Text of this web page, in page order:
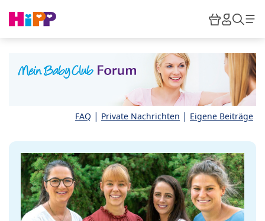
HiPP
FAQ | Private Nachrichten | Eigene Beiträge